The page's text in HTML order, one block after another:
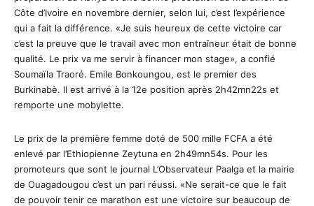
Côte d’Ivoire en novembre dernier, selon lui, c’est l’expérience
qui a fait la différence. «Je suis heureux de cette victoire car
c’est la preuve que le travail avec mon entraîneur était de bonne
qualité. Le prix va me servir à financer mon stage», a confié
Soumaïla Traoré. Emile Bonkoungou, est le premier des
Burkinabè. Il est arrivé à la 12e position après 2h42mn22s et
remporte une mobylette.
Le prix de la première femme doté de 500 mille FCFA a été
enlevé par l’Ethiopienne Zeytuna en 2h49mn54s. Pour les
promoteurs que sont le journal L’Observateur Paalga et la mairie
de Ouagadougou c’est un pari réussi. «Ne serait-ce que le fait
de pouvoir tenir ce marathon est une victoire sur beaucoup de